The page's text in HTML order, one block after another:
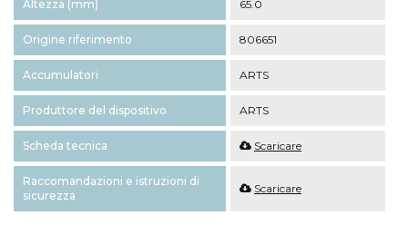
Altezza (mm) 65.0
Origine riferimento 806651
Accumulatori ARTS
Produttore del dispositivo ARTS
Scheda tecnica Scaricare
Raccomandazioni e istruzioni di
sicurezza
Scaricare